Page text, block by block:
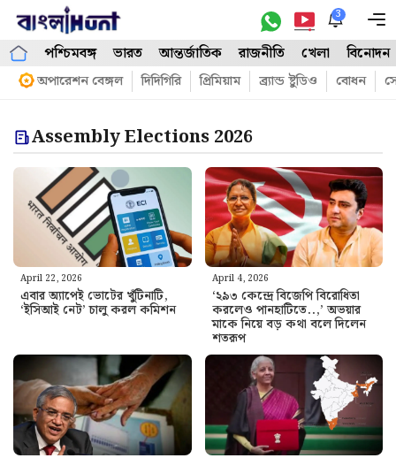
Skip
content
3
পশ্চিমবঙ্গ ভারত আন্তর্জাতিক রাজনীতি খেলা বিনোদন
অপারেশন বেঙ্গল দিদিগিরি প্রিমিয়াম ব্র্যান্ড ষ্টুডিও বোধন
Assembly Elections 2026
April 22, 2026
এবার অ্যাপেই ভোটের খুঁটিনাটি,
‘ইসিআই নেট’ চালু করল কমিশন
April 4, 2026
‘২৯৩ কেন্দ্রে বিজেপি বিরোধিতা
করলেও পানহাটিতে..,’ অভয়ার
মাকে নিয়ে বড় কথা বলে দিলেন
শতরূপ